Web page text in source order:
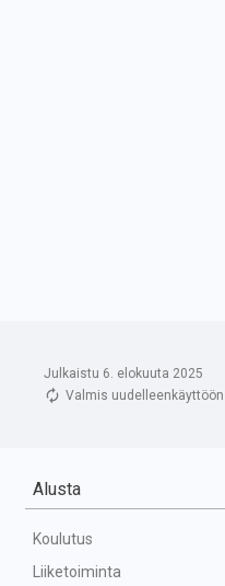
Julkaistu 6. elokuuta 2025
Valmis uudelleenkäyttöön
Alusta
Koulutus
Liiketoiminta